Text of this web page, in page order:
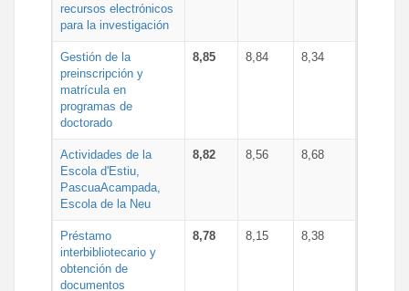
recursos electrónicos
para la investigación
Gestión de la
preinscripción y
matrícula en
programas de
doctorado
8,85 8,84 8,34
Actividades de la
Escola d'Estiu,
PascuaAcampada,
Escola de la Neu
8,82 8,56 8,68
Préstamo
interbibliotecario y
obtención de
documentos
8,78 8,15 8,38